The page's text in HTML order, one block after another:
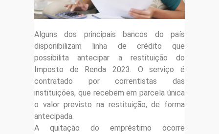
Alguns dos principais bancos do país
disponibilizam linha de crédito que
possibilita antecipar a restituição do
Imposto de Renda 2023. O serviço é
contratado por correntistas das
instituições, que recebem em parcela única
o valor previsto na restituição, de forma
antecipada.
A quitação do empréstimo ocorre